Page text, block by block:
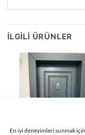
En iyi deneyimleri sunmak
İLGILI ÜRÜNLER